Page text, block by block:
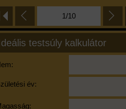
1/10
testsúly kalkulátor
év: